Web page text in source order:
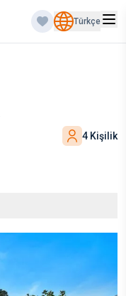
Türkçe
4 Kişilik